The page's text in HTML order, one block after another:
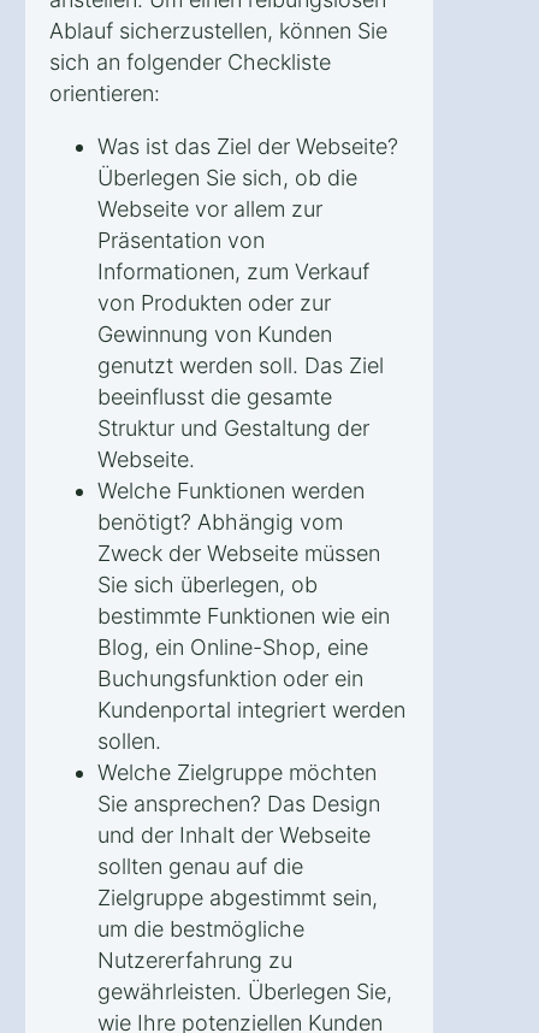
Ablauf sicherzustellen, können Sie
sich an folgender Checkliste
orientieren:
Was ist das Ziel der Webseite?
Überlegen Sie sich, ob die
Webseite vor allem zur
Präsentation von
Informationen, zum Verkauf
von Produkten oder zur
Gewinnung von Kunden
genutzt werden soll. Das Ziel
beeinflusst die gesamte
Struktur und Gestaltung der
Webseite.
Welche Funktionen werden
benötigt? Abhängig vom
Zweck der Webseite müssen
Sie sich überlegen, ob
bestimmte Funktionen wie ein
Blog, ein Online-Shop, eine
Buchungsfunktion oder ein
Kundenportal integriert werden
sollen.
Welche Zielgruppe möchten
Sie ansprechen? Das Design
und der Inhalt der Webseite
sollten genau auf die
Zielgruppe abgestimmt sein,
um die bestmögliche
Nutzererfahrung zu
gewährleisten. Überlegen Sie,
wie Ihre potenziellen Kunden